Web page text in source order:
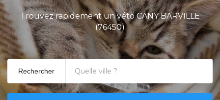
Trouvez rapidement un véto CANY BARVILLE
(76450)
Rechercher